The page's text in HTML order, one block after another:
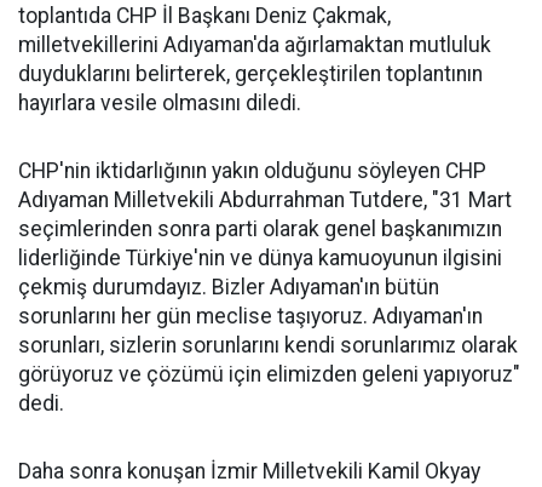
toplantıda CHP İl Başkanı Deniz Çakmak,
milletvekillerini Adıyaman'da ağırlamaktan mutluluk
duyduklarını belirterek, gerçekleştirilen toplantının
hayırlara vesile olmasını diledi.
CHP'nin iktidarlığının yakın olduğunu söyleyen CHP
Adıyaman Milletvekili Abdurrahman Tutdere, "31 Mart
seçimlerinden sonra parti olarak genel başkanımızın
liderliğinde Türkiye'nin ve dünya kamuoyunun ilgisini
çekmiş durumdayız. Bizler Adıyaman'ın bütün
sorunlarını her gün meclise taşıyoruz. Adıyaman'ın
sorunları, sizlerin sorunlarını kendi sorunlarımız olarak
görüyoruz ve çözümü için elimizden geleni yapıyoruz"
dedi.
Daha sonra konuşan İzmir Milletvekili Kamil Okyay